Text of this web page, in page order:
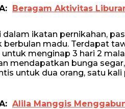
Beragam Aktivitas
dalam ikatan pernikahan,
madu. Terdapat
untuk menginap 3 hari 2
mendapatkan bunga segar,
untuk dua orang, satu
Alila Manggis